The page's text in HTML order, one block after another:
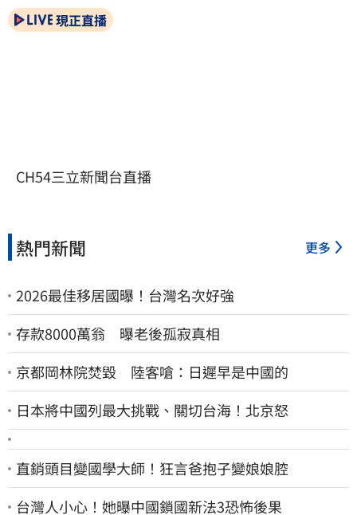
現正直播
CH54三立新聞台直播
熱門新聞 更多
2026最佳移居國曝！台灣名次好強
存款8000萬翁 曝老後孤寂真相
京都岡林院焚毀 陸客嗆：日遲早是中國的
日本將中國列最大挑戰、關切台海！北京怒
直銷頭目變國學大師！狂言爸抱子變娘娘腔
台灣人小心！她曝中國鎖國新法3恐怖後果